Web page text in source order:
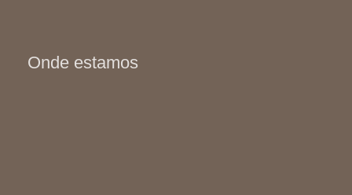
Onde estamos